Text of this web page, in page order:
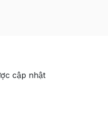
cập nhật